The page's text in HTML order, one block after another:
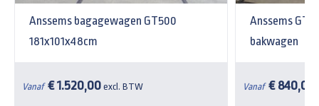
Anssems bagagewagen GT500
181x101x48cm
Vanaf € 1.520,00 excl. BTW
Anssems GT
bakwagen
Vanaf € 840,00